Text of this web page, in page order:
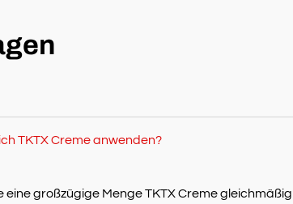
TKTX Creme anwenden?
eine großzügige Menge TKTX Creme